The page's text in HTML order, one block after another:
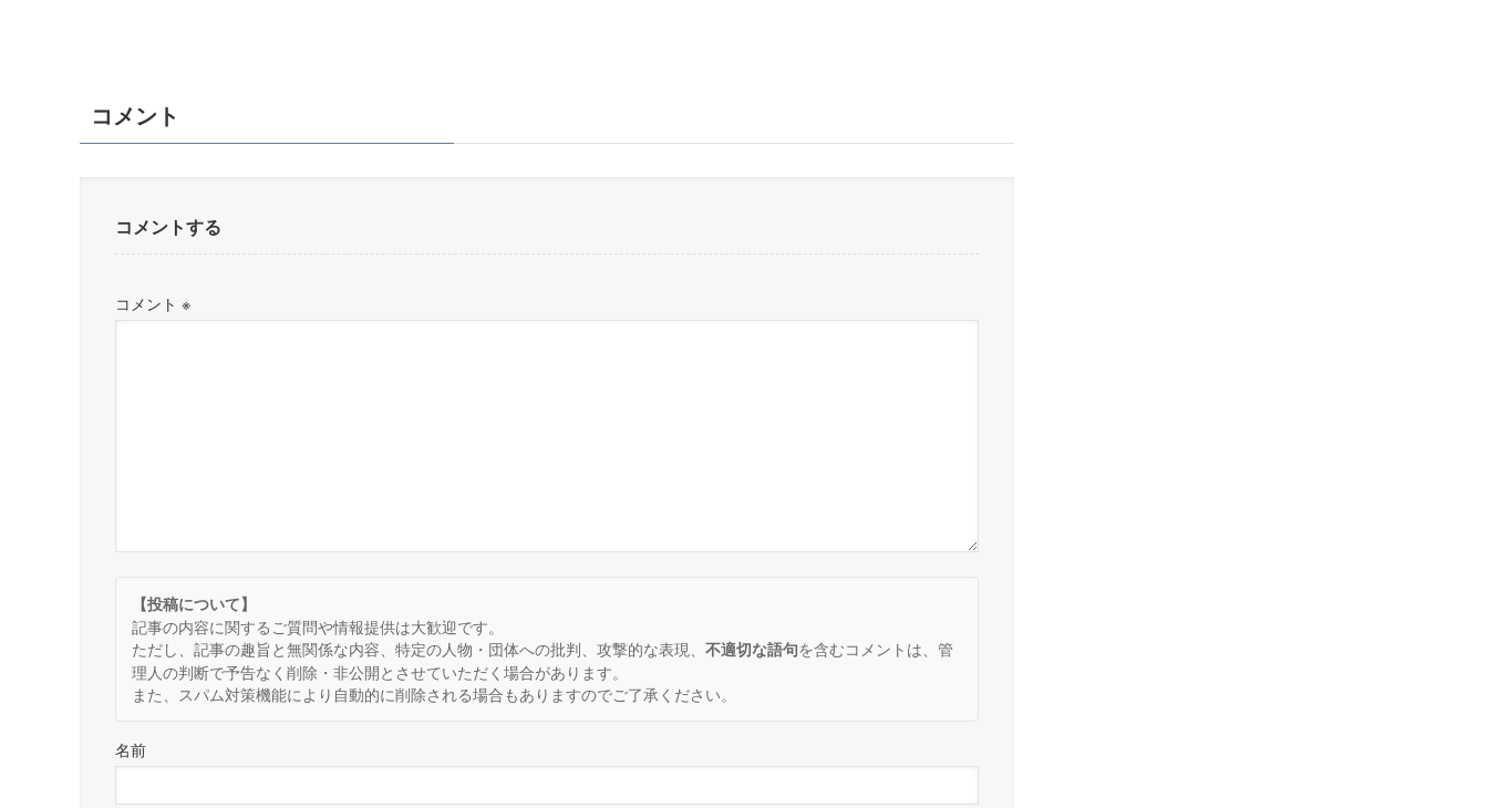
コメント
コメントする
コメント ※
【投稿について】
記事の内容に関するご質問や情報提供は大歓迎です。
ただし、記事の趣旨と無関係な内容、特定の人物・団体への批判、攻撃的な表現、 不適切な語句を含むコメントは、管
理人の判断で予告なく削除・非公開とさせていただく場合があります。
また、スパム対策機能により自動的に削除される場合もありますのでご了承ください。
名前